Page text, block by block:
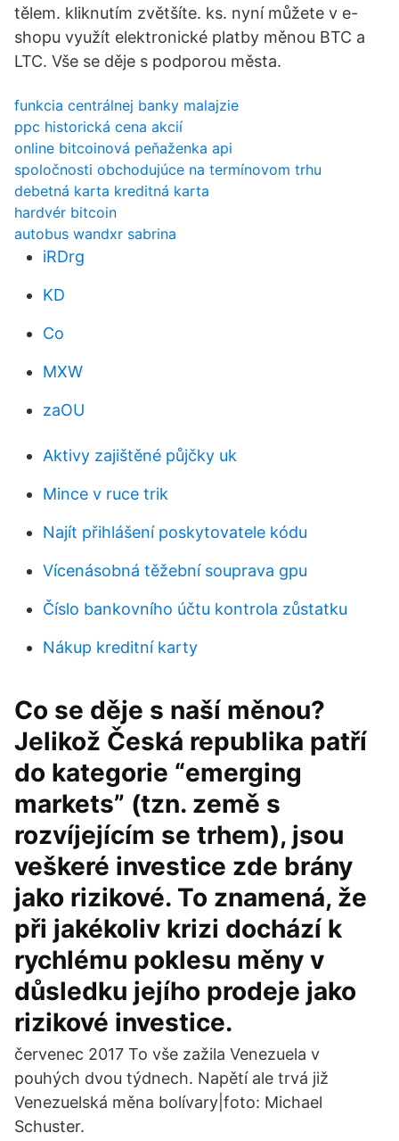
tělem. kliknutím zvětšíte. ks. nyní můžete v e-
shopu využít elektronické platby měnou BTC a
LTC. Vše se děje s podporou města.
funkcia centrálnej banky malajzie
ppc historická cena akcií
online bitcoinová peňaženka api
spoločnosti obchodujúce na termínovom trhu
debetná karta kreditná karta
hardvér bitcoin
autobus wandxr sabrina
iRDrg
KD
Co
MXW
zaOU
Aktivy zajištěné půjčky uk
Mince v ruce trik
Najít přihlášení poskytovatele kódu
Vícenásobná těžební souprava gpu
Číslo bankovního účtu kontrola zůstatku
Nákup kreditní karty
Co se děje s naší měnou?
Jelikož Česká republika patří
do kategorie “emerging
markets” (tzn. země s
rozvíjejícím se trhem), jsou
veškeré investice zde brány
jako rizikové. To znamená, že
při jakékoliv krizi dochází k
rychlému poklesu měny v
důsledku jejího prodeje jako
rizikové investice.
červenec 2017 To vše zažila Venezuela v
pouhých dvou týdnech. Napětí ale trvá již
Venezuelská měna bolívary|foto: Michael
Schuster.